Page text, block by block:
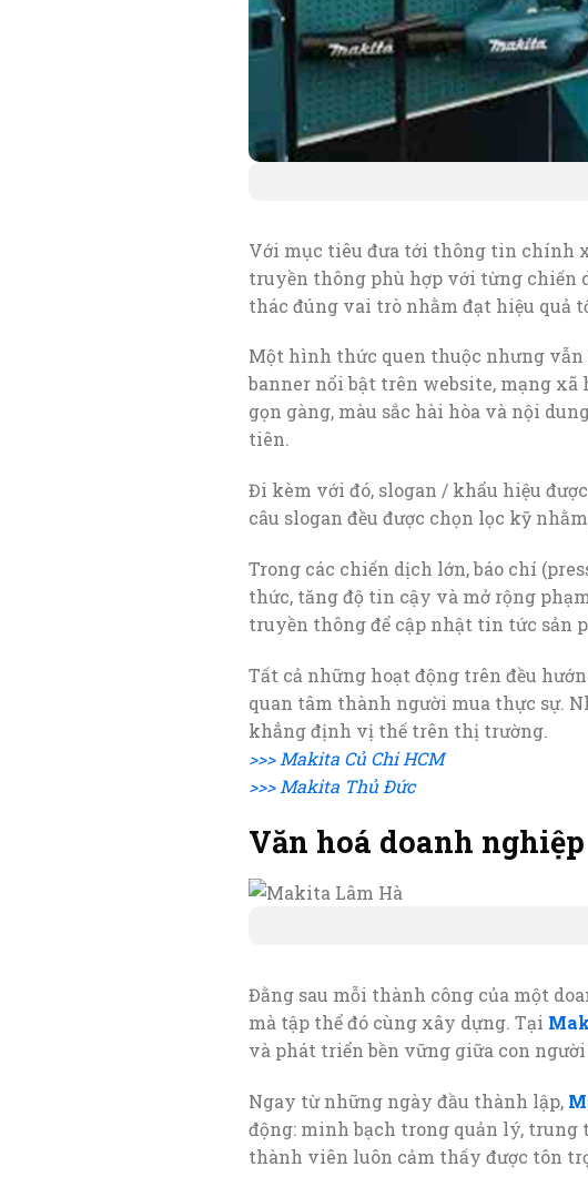
Với mục tiêu đưa tới thông tin chính
truyền thông phù hợp với từng chiến
thác đúng vai trò nhằm đạt hiệu quả
Một hình thức quen thuộc nhưng vẫn
banner nổi bật trên website, mạng xã
gọn gàng, màu sắc hài hòa và nội
tiên.
Đi kèm với đó, slogan / khẩu hiệu
câu slogan đều được chọn lọc kỹ
Trong các chiến dịch lớn, báo chí
thức, tăng độ tin cậy và mở rộng
truyền thông để cập nhật tin tức sản
Tất cả những hoạt động trên đều
quan tâm thành người mua thực sự.
khẳng định vị thế trên thị trường.
>>> Makita Củ Chi HCM
>>> Makita Thủ Đức
Văn hoá doanh nghiệp
Đằng sau mỗi thành công của một
mà tập thể đó cùng xây dựng. Tại
và phát triển bền vững giữa con
Ngay từ những ngày đầu thành lập,
động: minh bạch trong quản lý, trung
thành viên luôn cảm thấy được tôn